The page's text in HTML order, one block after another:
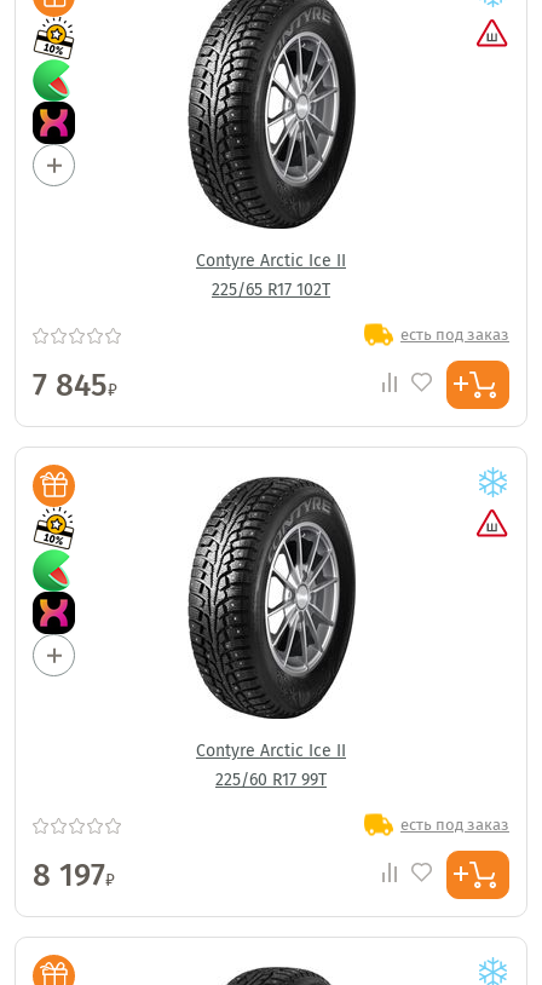
Contyre Arctic Ice II
225/65 R17 102T
есть под заказ
7 845₽
Contyre Arctic Ice II
225/60 R17 99T
есть под заказ
8 197₽